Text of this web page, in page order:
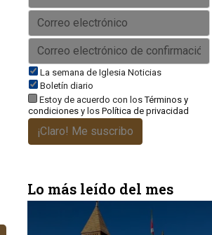
La semana de Iglesia Noticias
Boletín diario
Estoy de acuerdo con losTérminos y
condiciones y los Política de privacidad
¡Claro! Me suscribo
Lo más leído del mes